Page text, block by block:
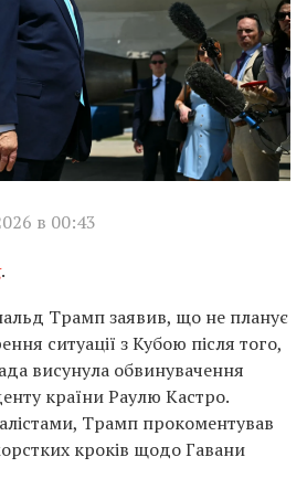
в 00:43
.
Трамп заявив, що не планує
ситуації з Кубою після того,
висунула обвинувачення
країни Раулю Кастро.
Трамп прокоментував
кроків щодо Гавани